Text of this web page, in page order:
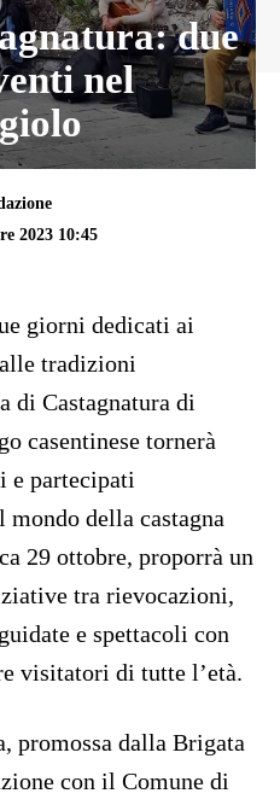
due
nel
2023 10:45
giorni dedicati ai
tradizioni
di Castagnatura di
casentinese tornerà
e partecipati
della castagna
29 ottobre, proporrà un
tra rievocazioni,
e spettacoli con
visitatori di tutte l’età.
promossa dalla Brigata
con il Comune di